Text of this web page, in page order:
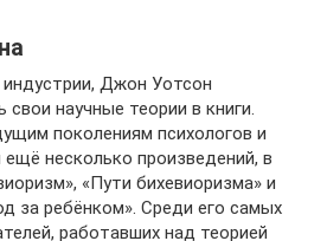
Джон Уотсон
научные теории в книги.
поколениям психологов и
несколько произведений, в
«Пути бихевиоризма» и
за ребёнком». Среди его самых
работавших над теорией